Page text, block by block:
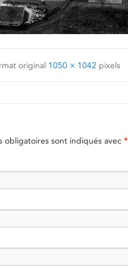
original 1050 × 1042 pixels
obligatoires sont indiqués avec *